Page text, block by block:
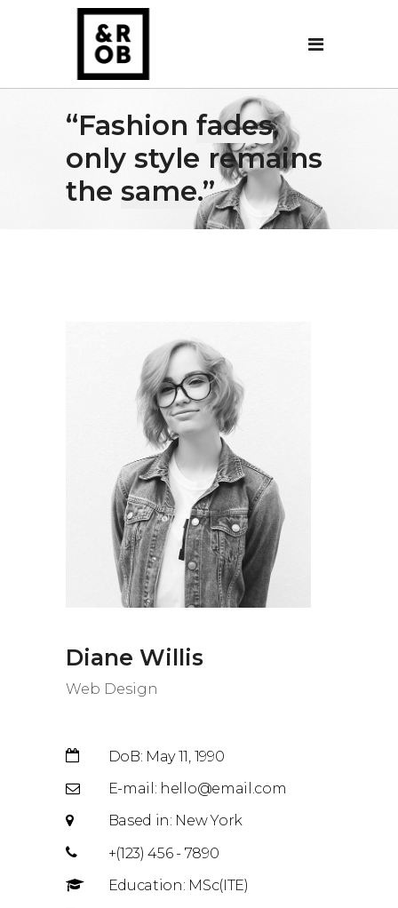
“Fashion fades,
only style remains
the same.”
Diane Willis
Web Design
DoB: May 11, 1990
E-mail: hello@email.com
Based in: New York
+(123) 456 - 7890
Education: MSc(ITE)